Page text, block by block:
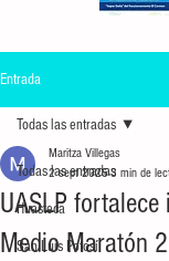
Entrada
Todas las entradas
Huasteca
San Luis Potosí
Todas las entradas
UASLP
Medio Maratón
Maritza Villegas
2 sept 20253 min de